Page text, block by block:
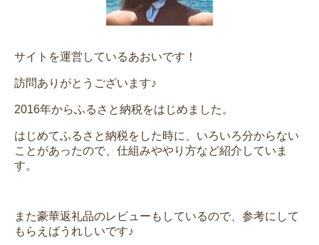
サイトを運営しているあおいです！
訪問ありがとうございます♪
2016年からふるさと納税をはじめました。
はじめてふるさと納税をした時に、いろいろ分からない
ことがあったので、仕組みややり方など紹介していま
す。
また豪華返礼品のレビューもしているので、参考にして
もらえばうれしいです♪